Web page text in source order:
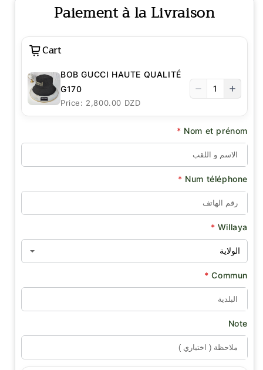
Paiement à la Livraison
Cart
BOB GUCCI HAUTE QUALITÉ
G170
Price: 2,800.00 DZD
1
Nom et prénom
*
Num téléphone
*
Willaya
*
Commun
*
Note